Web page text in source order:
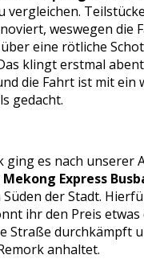
vergleichen.
weswegen die
eine rötliche
klingt erstmal
die Fahrt ist mit ein
gedacht.
ging es nach unserer
Mekong Express
der Stadt.
ihr den Preis
Straße durchkämpft
anhaltet.